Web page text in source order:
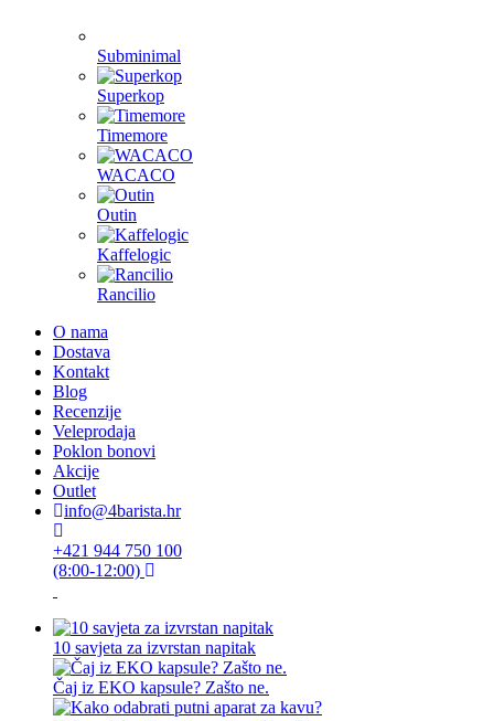
Subminimal
Superkop
Timemore
WACACO
Outin
Kaffelogic
Rancilio
O nama
Dostava
Kontakt
Blog
Recenzije
Veleprodaja
Poklon bonovi
Akcije
Outlet
info@4barista.hr
+421 944 750 100
(8:00-12:00)
10 savjeta za izvrstan napitak
Čaj iz EKO kapsule? Zašto ne.